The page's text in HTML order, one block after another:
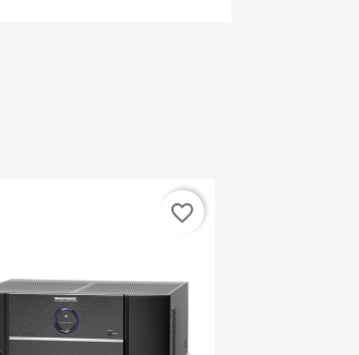
favorite_border